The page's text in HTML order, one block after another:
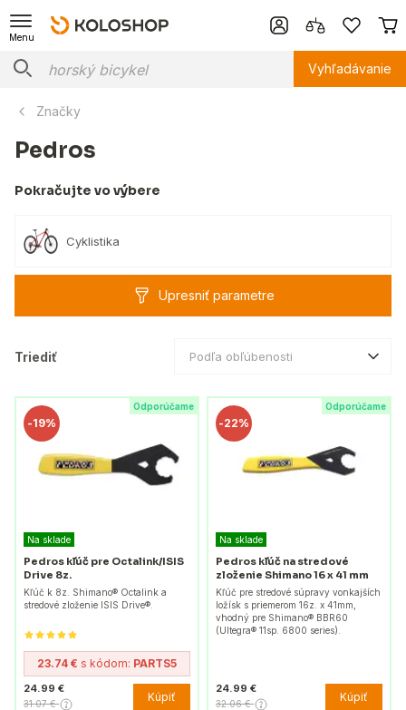
Menu
Vyhľadávanie
Značky
Pedros
Pokračujte vo výbere
Cyklistika
Upresniť parametre
Triediť Podľa obľúbenosti
Odporúčame
-19%
Na sklade
Pedros kľúč pre Octalink/ISIS
Drive 8z.
Kľúč k 8z. Shimano® Octalink a
stredové zloženie ISIS Drive®.
23.74 € s kódom: PARTS5
24.99 €
31.07 € Kúpiť
Odporúčame
-22%
Na sklade
Pedros kľúč na stredové
zloženie Shimano 16 x 41 mm
Kľúč pre stredové súpravy vonkajších
ložísk s priemerom 16z. x 41mm,
vhodný pre Shimano® BBR60
(Ultegra® 11sp. 6800 series).
24.99 €
32.06 € Kúpiť